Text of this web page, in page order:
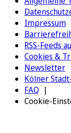
Impressum
RSS-Feeds
Cookies &
Newsletter
Kölner
FAQ
Cookie-